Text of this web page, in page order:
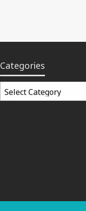
Categories
Categories